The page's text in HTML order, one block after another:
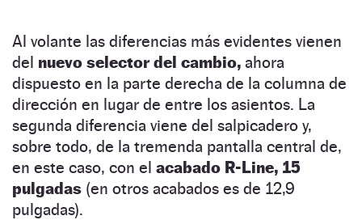
Al volante las diferencias más evidentes vienen
del nuevo selector del cambio, ahora
dispuesto en la parte derecha de la columna de
dirección en lugar de entre los asientos. La
segunda diferencia viene del salpicadero y,
sobre todo, de la tremenda pantalla central de,
en este caso, con el acabado R-Line, 15
pulgadas (en otros acabados es de 12,9
pulgadas).